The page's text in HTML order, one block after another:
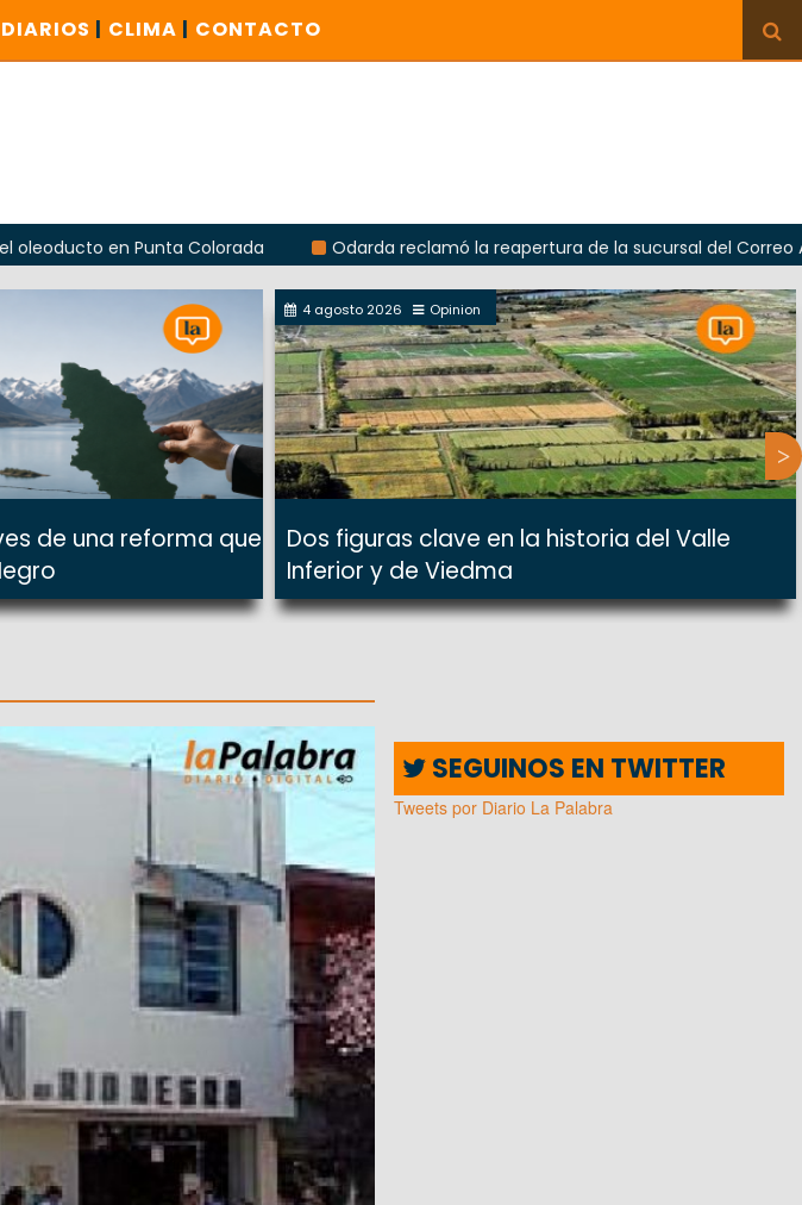
| CLIMA | CONTACTO
en Punta Colorada
Odarda reclamó la reapertura de la sucursal del Correo Argentino
de una reforma que
4 agosto 2026 Opinion
Dos figuras clave en la historia del Valle
Inferior y de Viedma
SEGUINOS EN TWITTER
Tweets por Diario La Palabra